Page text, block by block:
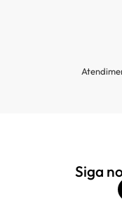
Siga